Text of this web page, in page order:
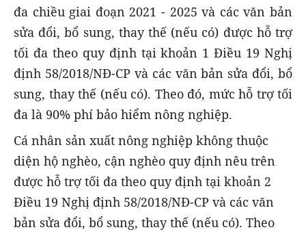
đa chiều giai đoạn 2021 - 2025 và các văn bản
sửa đổi, bổ sung, thay thế (nếu có) được hỗ trợ
tối đa theo quy định tại khoản 1 Điều 19 Nghị
định 58/2018/NĐ-CP và các văn bản sửa đổi, bổ
sung, thay thế (nếu có). Theo đó, mức hỗ trợ tối
đa là 90% phí bảo hiểm nông nghiệp.
Cá nhân sản xuất nông nghiệp không thuộc
diện hộ nghèo, cận nghèo quy định nêu trên
được hỗ trợ tối đa theo quy định tại khoản 2
Điều 19 Nghị định 58/2018/NĐ-CP và các văn
bản sửa đổi, bổ sung, thay thế (nếu có). Theo